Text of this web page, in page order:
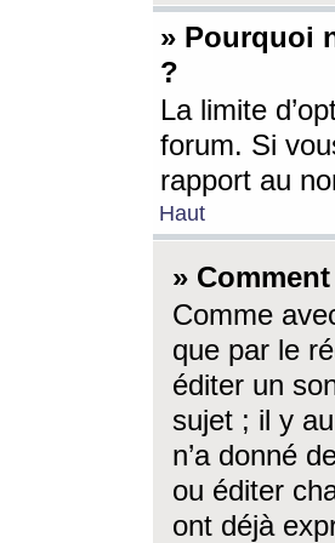
» Pourquoi
?
La limite
forum. Si
rapport au
Haut
»
Comme
que par le
éditer un
sujet ; il y
n’a donné
ou éditer
ont déjà